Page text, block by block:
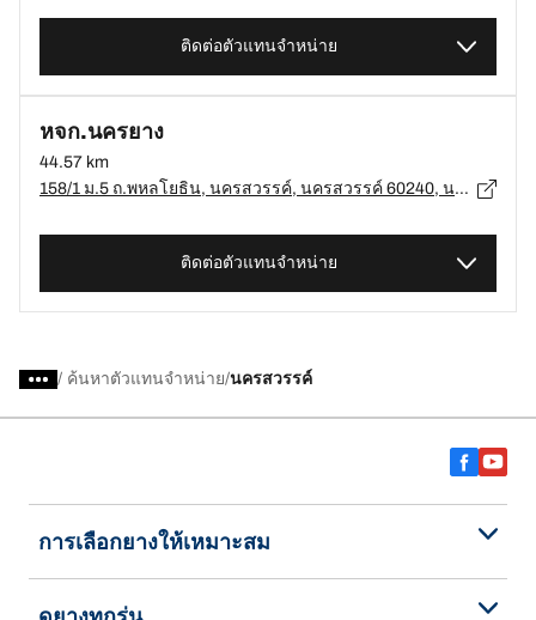
ติดต่อตัวแทนจำหน่าย
หจก.นครยาง
44.57 km
158/1 ม.5 ถ.พหลโยธิน, นครสวรรค์, นครสวรรค์ 60240, นครสวรรค์, นครสวรรค์ - 60240
ติดต่อตัวแทนจำหน่าย
/ ค้นหาตัวแทนจำหน่าย นครสวรรค์
การเลือกยางให้เหมาะสม